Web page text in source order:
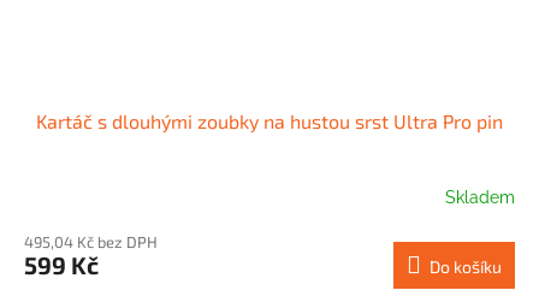
Kartáč s dlouhými zoubky na hustou srst Ultra Pro pin
Skladem
495,04 Kč bez DPH
599 Kč Do košíku